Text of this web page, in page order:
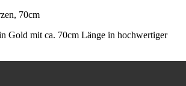
70cm
Gold mit ca. 70cm Länge in hochwertiger